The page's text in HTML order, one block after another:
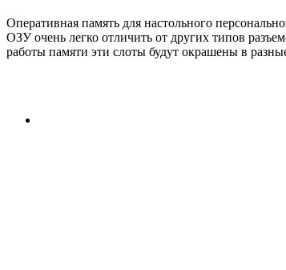
Оперативная память для настольного
ОЗУ очень легко отличить от других типов
работы памяти эти слоты будут окрашены в